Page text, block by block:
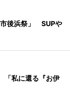
市後浜祭」 SUPや
私に還る『お伊